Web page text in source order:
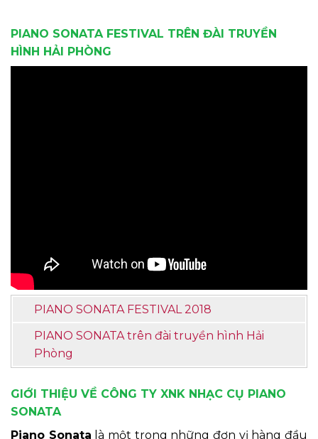
PIANO SONATA FESTIVAL TRÊN ĐÀI TRUYỀN
HÌNH HẢI PHÒNG
PIANO SONATA FESTIVAL 2018
PIANO SONATA trên đài truyền hình Hải
Phòng
GIỚI THIỆU VỀ CÔNG TY XNK NHẠC CỤ PIANO
SONATA
Piano Sonata là một trong những đơn vị hàng đầu